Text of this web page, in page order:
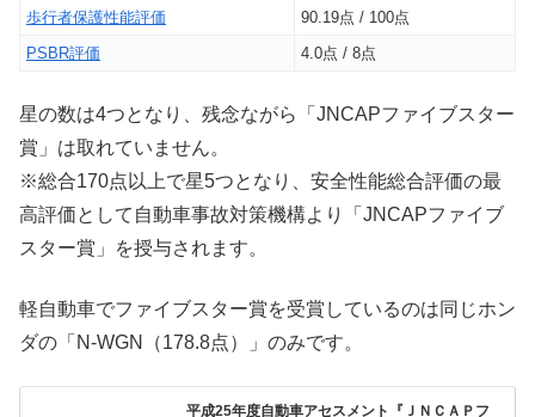
歩行者保護性能評価
90.19点 / 100点
PSBR評価
4.0点 / 8点
星の数は4つとなり、残念ながら「JNCAPファイブスター
賞」は取れていません。
※総合170点以上で星5つとなり、安全性能総合評価の最
高評価として自動車事故対策機構より「JNCAPファイブ
スター賞」を授与されます。
軽自動車でファイブスター賞を受賞しているのは同じホン
ダの「N-WGN（178.8点）」のみです。
平成25年度自動車アセスメント『ＪＮＣＡＰフ